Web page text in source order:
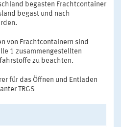
begasten Frachtcontainer
begast und nach
von Frachtcontainern sind
1 zusammengestellten
zu beachten.
für das Öffnen und Entladen
TRGS